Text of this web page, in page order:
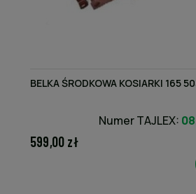
BELKA ŚRODKOWA KOSIARKI 165
Numer TAJLEX:
599,00 zł